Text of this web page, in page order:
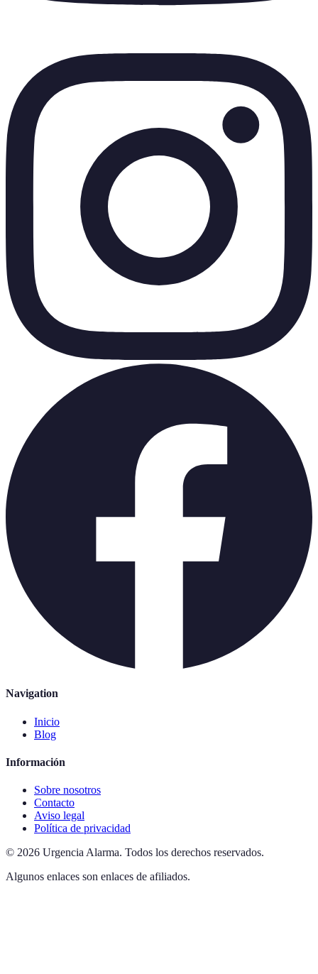
Navigation
Inicio
Blog
Información
Sobre nosotros
Contacto
Aviso legal
Política de privacidad
© 2026 Urgencia Alarma. Todos los derechos reservados.
Algunos enlaces son enlaces de afiliados.